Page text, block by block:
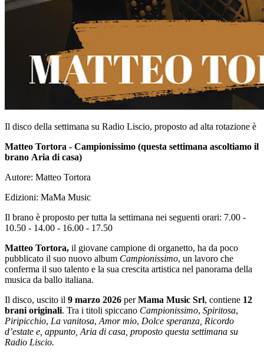
Il disco della settimana su Radio Liscio, proposto ad alta rotazione è
Matteo Tortora - Campionissimo (questa settimana ascoltiamo il
brano Aria di casa)
Autore: Matteo Tortora
Edizioni: MaMa Music
Il brano è proposto per tutta la settimana nei seguenti orari: 7.00 -
10.50 - 14.00 - 16.00 - 17.50
Matteo Tortora, il giovane campione di organetto, ha da poco
pubblicato il suo nuovo album Campionissimo, un lavoro che
conferma il suo talento e la sua crescita artistica nel panorama della
musica da ballo italiana.
Il disco, uscito il 9 marzo 2026 perMama Music Srl, contiene 12
brani originali. Tra i titoli spiccano Campionissimo, Spiritosa,
Piripicchio, La vanitosa, Amor mio, Dolce speranza, Ricordo
d’estate e, appunto, Aria di casa, proposto questa settimana su
Radio Liscio.